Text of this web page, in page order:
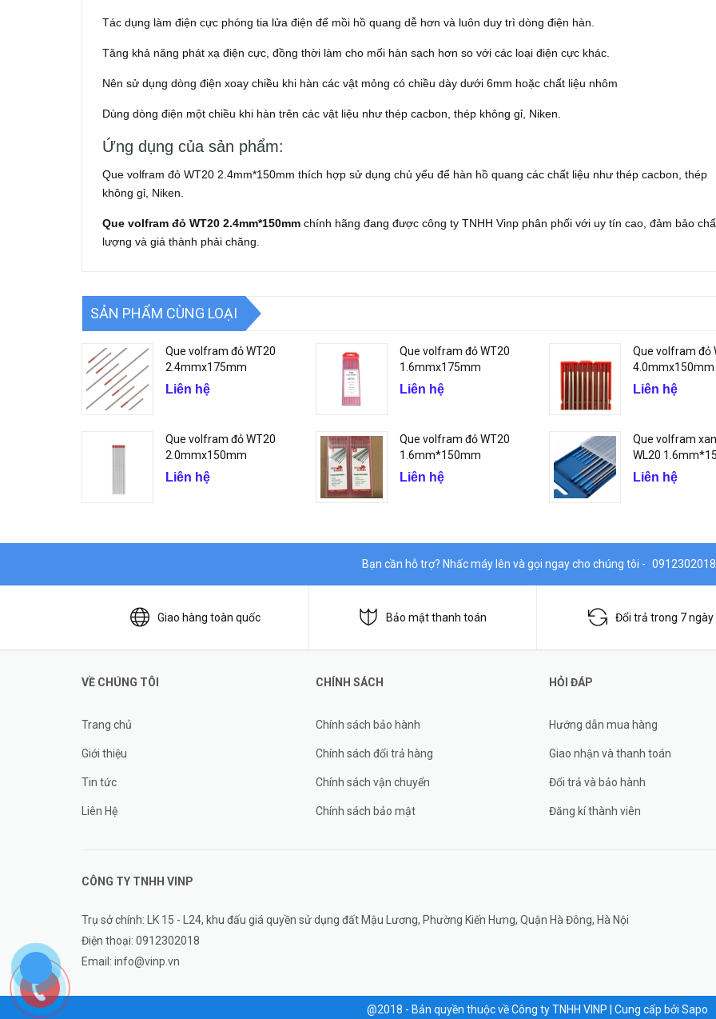
Tác dụng làm điện cực phóng tia lửa điện để mồi hồ quang dễ hơn và luôn duy trì dòng điện hàn.
Tăng khả năng phát xạ điện cực, đồng thời làm cho mối hàn sạch hơn so với các loại điện cực khác.
Nên sử dụng dòng điện xoay chiều khi hàn các vật mỏng có chiều dày dưới 6mm hoặc chất liệu nhôm
Dùng dòng điện một chiều khi hàn trên các vật liệu như thép cacbon, thép không gỉ, Niken.
Ứng dụng của sản phẩm:
Que volfram đỏ WT20 2.4mm*150mm thích hợp sử dụng chủ yếu để hàn hồ quang các chất liệu như thép cacbon, thép
không gỉ, Niken.
Que volfram đỏ WT20 2.4mm*150mm chính hãng đang được công ty TNHH Vinp phân phối với uy tín cao, đảm bảo
lượng và giá thành phải chăng.
SẢN PHẨM CÙNG LOẠI
Que volfram đỏ WT20
2.4mmx175mm
Liên hệ
Que volfram đỏ WT20
1.6mmx175mm
Liên hệ
Que volfram đỏ
4.0mmx150mm
Liên hệ
Que volfram đỏ WT20
2.0mmx150mm
Liên hệ
Que volfram đỏ WT20
1.6mm*150mm
Liên hệ
Que volfram
WL20
Liên hệ
Bạn cần hỗ trợ? Nhấc máy lên và gọi ngay cho chúng tôi - 0912302018
Giao hàng toàn quốc Bảo mật thanh toán Đổi trả trong 7 ngày
VỀ CHÚNG TÔI
Trang chủ
Giới thiệu
Tin tức
Liên Hệ
CHÍNH SÁCH
Chính sách bảo hành
Chính sách đổi trả hàng
Chính sách vận chuyển
Chính sách bảo mật
HỎI ĐÁP
Hướng dẫn mua hàng
Giao nhận và thanh toán
Đổi trả và bảo hành
Đăng kí thành viên
CÔNG TY TNHH VINP
Trụ sở chính: LK 15 - L24, khu đấu giá quyền sử dụng đất Mậu Lương, Phường Kiến Hưng, Quận Hà Đông, Hà Nội
Điện thoại: 0912302018
Email: info@vinp.vn
@2018 - Bản quyền thuộc về Công ty TNHH VINP Cung cấp bởi Sapo